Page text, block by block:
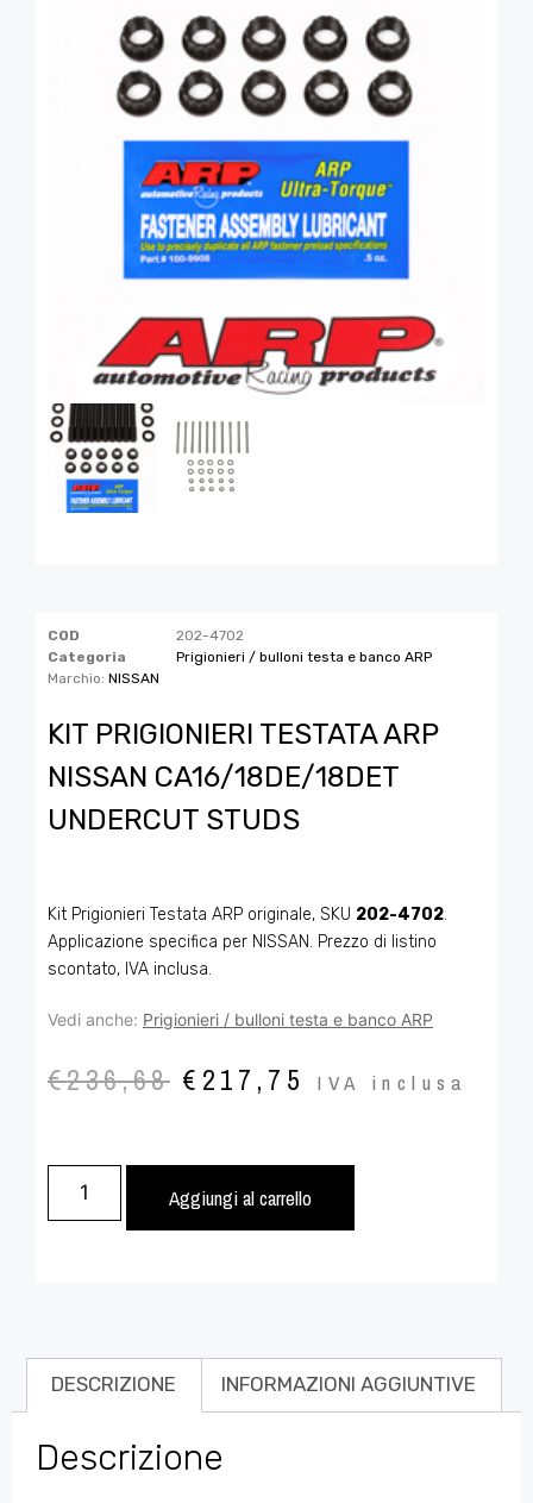
COD
202-4702
Categoria
Prigionieri / bulloni testa e banco ARP
Marchio: NISSAN
KIT PRIGIONIERI TESTATA ARP
NISSAN CA16/18DE/18DET
UNDERCUT STUDS
Kit Prigionieri Testata ARP originale, SKU 202-4702.
Applicazione specifica per NISSAN. Prezzo di listino
scontato, IVA inclusa.
Vedi anche: Prigionieri / bulloni testa e banco ARP
€236,68 € 217,75 IVA inclusa
Aggiungi al carrello
DESCRIZIONE INFORMAZIONI AGGIUNTIVE
Descrizione